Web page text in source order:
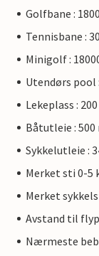
Golfbane :
Tennisbane :
Minigolf :
Utendørs pool
Lekeplass :
Båtutleie : 500
Sykkelutleie :
Merket sti 0-5
Merket
Avstand til
Nærmeste